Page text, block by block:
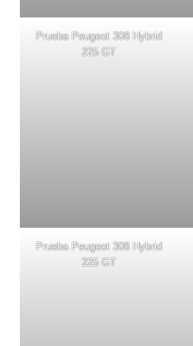
Prueba Peugeot 308 Hybrid
225 GT
Prueba Peugeot 308 Hybrid
225 GT